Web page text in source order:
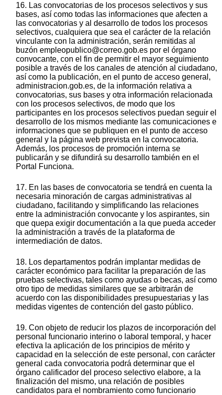
16. Las convocatorias de los procesos selectivos y sus
bases, así como todas las informaciones que afecten a
las convocatorias y al desarrollo de todos los procesos
selectivos, cualquiera que sea el carácter de la relación
vinculante con la administración, serán remitidas al
buzón empleopublico@correo.gob.es por el órgano
convocante, con el fin de permitir el mayor seguimiento
posible a través de los canales de atención al ciudadano,
así como la publicación, en el punto de acceso general,
administracion.gob.es, de la información relativa a
convocatorias, sus bases y otra información relacionada
con los procesos selectivos, de modo que los
participantes en los procesos selectivos puedan seguir el
desarrollo de los mismos mediante las comunicaciones e
informaciones que se publiquen en el punto de acceso
general y la página web prevista en la convocatoria.
Además, los procesos de promoción interna se
publicarán y se difundirá su desarrollo también en el
Portal Funciona.
17. En las bases de convocatoria se tendrá en cuenta la
necesaria minoración de cargas administrativas al
ciudadano, facilitando y simplificando las relaciones
entre la administración convocante y los aspirantes, sin
que quepa exigir documentación a la que pueda acceder
la administración a través de la plataforma de
intermediación de datos.
18. Los departamentos podrán implantar medidas de
carácter económico para facilitar la preparación de las
pruebas selectivas, tales como ayudas o becas, así como
otro tipo de medidas similares que se arbitrarán de
acuerdo con las disponibilidades presupuestarias y las
medidas vigentes de contención del gasto público.
19. Con objeto de reducir los plazos de incorporación del
personal funcionario interino o laboral temporal, y hacer
efectiva la aplicación de los principios de mérito y
capacidad en la selección de este personal, con carácter
general cada convocatoria podrá determinar que el
órgano calificador del proceso selectivo elabore, a la
finalización del mismo, una relación de posibles
candidatos para el nombramiento como funcionario